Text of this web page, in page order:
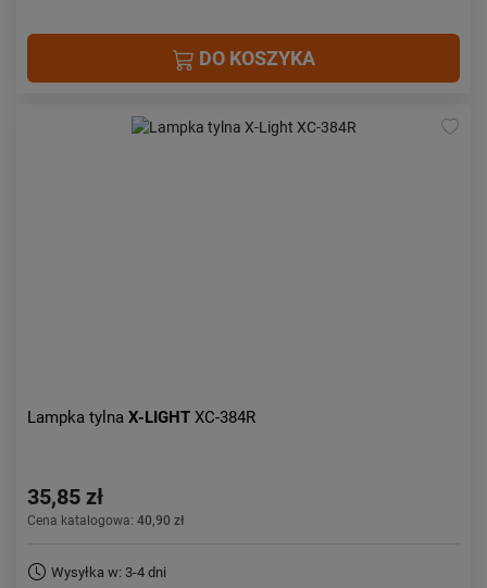
DO KOSZYKA
Lampka tylna X-LIGHT XC-384R
35,85 zł
Cena katalogowa: 40,90 zł
Wysyłka w: 3-4 dni